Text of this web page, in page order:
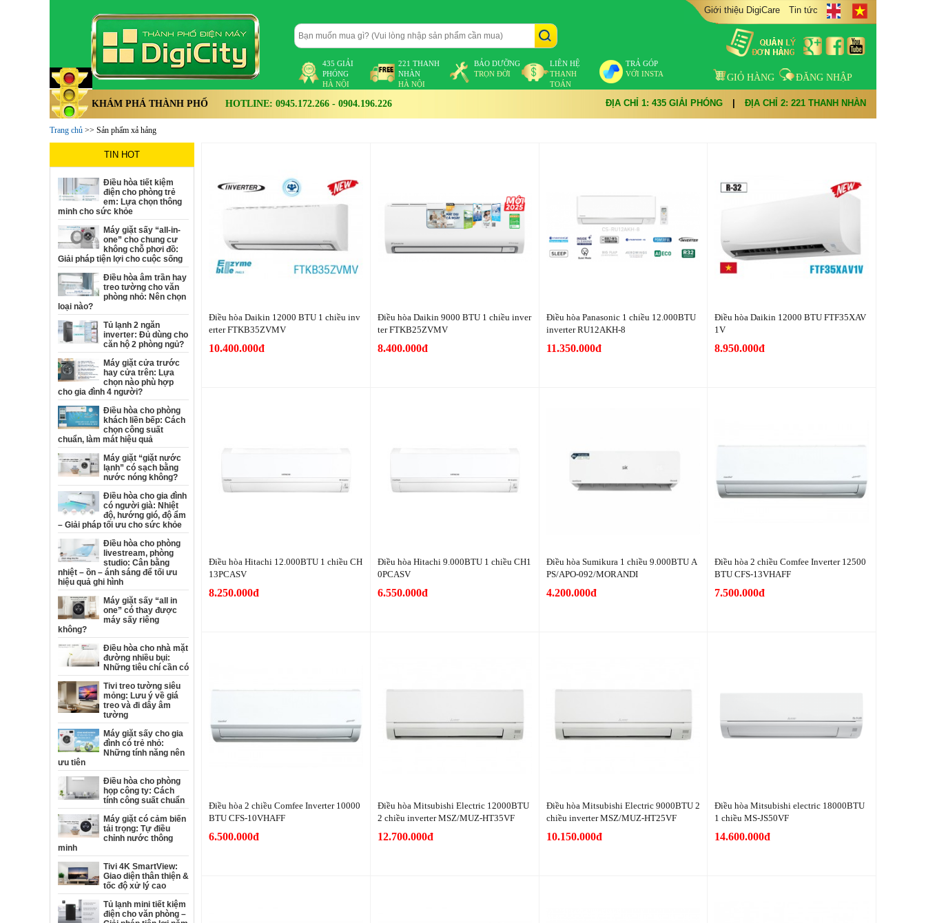
435 GIẢI
PHÓNG
HÀ NỘI
221 THANH
NHÀN
HÀ NỘI
BẢO DƯỠNG
TRỌN ĐỜI
LIÊN HỆ
THANH
TOÁN
TRẢ GÓP
VỚI INSTA
Giới thiệu DigiCare Tin tức
GIỎ HÀNG ĐĂNG NHẬP
KHÁM PHÁ THÀNH PHỐ HOTLINE: 0945.172.266 - 0904.196.226 ĐỊA CHỈ 1: 435 GIẢI PHÓNG ĐỊA CHỈ 2: 221 THANH NHÀN
Trang chủ >> Sản phẩm xả hảng
TIN HOT
Điều hòa tiết kiệm
điện cho phòng trẻ
em: Lựa chọn thông
minh cho sức khỏe
Máy giặt sấy “all-in-
one” cho chung cư
không chỗ phơi đồ:
Giải pháp tiện lợi cho cuộc sống
Điều hòa âm trần hay
treo tường cho văn
phòng nhỏ: Nên chọn
loại nào?
Tủ lạnh 2 ngăn
inverter: Đủ dùng cho
căn hộ 2 phòng ngủ?
Máy giặt cửa trước
hay cửa trên: Lựa
chọn nào phù hợp
cho gia đình 4 người?
Điều hòa cho phòng
khách liền bếp: Cách
chọn công suất
chuẩn, làm mát hiệu quả
Máy giặt “giặt nước
lạnh” có sạch bằng
nước nóng không?
Điều hòa cho gia đình
có người già: Nhiệt
độ, hướng gió, độ ẩm
– Giải pháp tối ưu cho sức khỏe
Điều hòa cho phòng
livestream, phòng
studio: Cân bằng
nhiệt – ồn – ánh sáng để tối ưu
hiệu quả ghi hình
Máy giặt sấy “all in
one” có thay được
máy sấy riêng
không?
Điều hòa cho nhà mặt
đường nhiều bụi:
Những tiêu chí cần có
Tivi treo tường siêu
mỏng: Lưu ý về giá
treo và đi dây âm
tường
Máy giặt sấy cho gia
đình có trẻ nhỏ:
Những tính năng nên
ưu tiên
Điều hòa cho phòng
họp công ty: Cách
tính công suất chuẩn
Máy giặt có cảm biến
tải trọng: Tự điều
chỉnh nước thông
minh
Tivi 4K SmartView:
Giao diện thân thiện &
tốc độ xử lý cao
Tủ lạnh mini tiết kiệm
điện cho văn phòng –
Điều hòa Daikin 12000 BTU 1 chiều inv
erter FTKB35ZVMV
10.400.000đ
Điều hòa Daikin 9000 BTU 1 chiều inver
ter FTKB25ZVMV
8.400.000đ
Điều hòa Panasonic 1 chiều 12.000BTU
inverter RU12AKH-8
11.350.000đ
Điều hòa Daikin 12000 BTU FTF35XAV
1V
8.950.000đ
Điều hòa Hitachi 12.000BTU 1 chiều CH
13PCASV
8.250.000đ
Điều hòa Hitachi 9.000BTU 1 chiều CH1
0PCASV
6.550.000đ
Điều hòa Sumikura 1 chiều 9.000BTU A
PS/APO-092/MORANDI
4.200.000đ
Điều hòa 2 chiều Comfee Inverter 12500
BTU CFS-13VHAFF
7.500.000đ
Điều hòa 2 chiều Comfee Inverter 10000
BTU CFS-10VHAFF
6.500.000đ
Điều hòa Mitsubishi Electric 12000BTU
2 chiều inverter MSZ/MUZ-HT35VF
12.700.000đ
Điều hòa Mitsubishi Electric 9000BTU 2
chiều inverter MSZ/MUZ-HT25VF
10.150.000đ
Điều hòa Mitsubishi electric 18000BTU
1 chiều MS-JS50VF
14.600.000đ